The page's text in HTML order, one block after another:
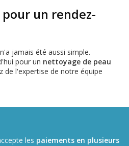
un rendez-
jamais été aussi simple.
pour un nettoyage de peau
de l'expertise de notre équipe
les paiements en plusieurs